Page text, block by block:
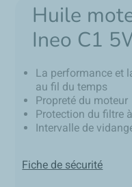
Huile
Ineo C1
La performance et
au fil du temps
Propreté du moteur
Protection du filtre
Intervalle de
Fiche de sécurité